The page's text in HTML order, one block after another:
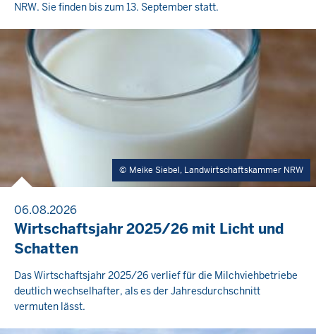
NRW. Sie finden bis zum 13. September statt.
Meike Siebel, Landwirtschaftskammer NRW
06.08.2026
Wirtschaftsjahr 2025/26 mit Licht und
Schatten
Das Wirtschaftsjahr 2025/26 verlief für die Milchviehbetriebe
deutlich wechselhafter, als es der Jahresdurchschnitt
vermuten lässt.